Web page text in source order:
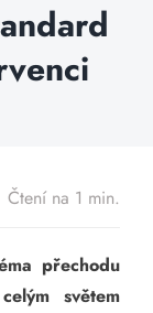
Čtení na 1 min.
přechodu
světem